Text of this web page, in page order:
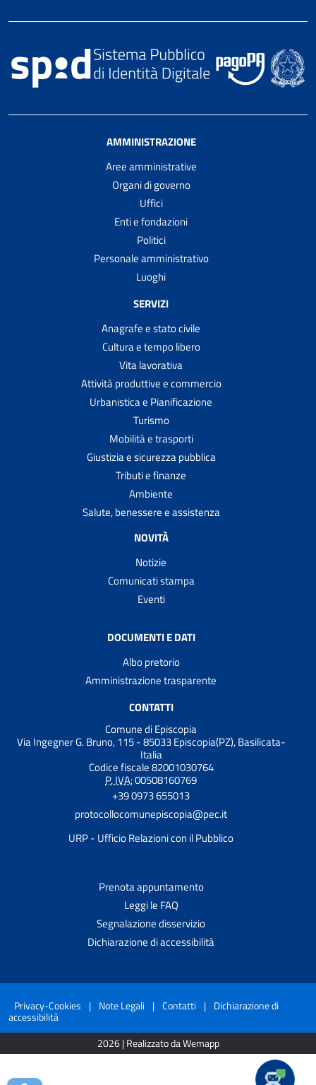
AMMINISTRAZIONE
Aree amministrative
Organi di governo
Uffici
Enti e fondazioni
Politici
Personale amministrativo
Luoghi
SERVIZI
Anagrafe e stato civile
Cultura e tempo libero
Vita lavorativa
Attività produttive e commercio
Urbanistica e Pianificazione
Turismo
Mobilità e trasporti
Giustizia e sicurezza pubblica
Tributi e finanze
Ambiente
Salute, benessere e assistenza
NOVITÀ
Notizie
Comunicati stampa
Eventi
DOCUMENTI E DATI
Albo pretorio
Amministrazione trasparente
CONTATTI
Comune di Episcopia
Via Ingegner G. Bruno, 115 - 85033 Episcopia(PZ), Basilicata-
Italia
Codice fiscale 82001030764
P. IVA:00508160769
+39 0973 655013
protocollocomunepiscopia@pec.it
URP - Ufficio Relazioni con il Pubblico
Prenota appuntamento
Leggi le FAQ
Segnalazione disservizio
Dichiarazione di accessibilità
Privacy-Cookies | Note Legali | Contatti | Dichiarazione di
accessibilità
2026 | Realizzato da Wemapp